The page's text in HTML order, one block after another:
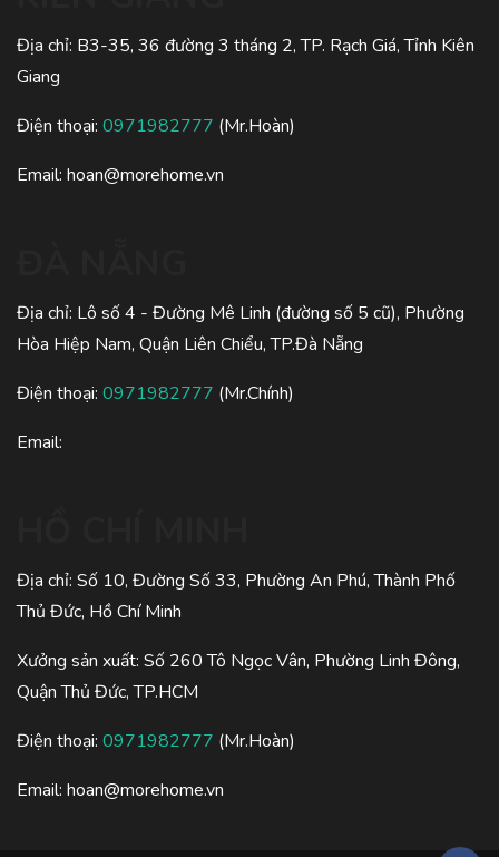
Địa chỉ: B3-35, 36 đường 3 tháng 2, TP. Rạch Giá, Tỉnh Kiên
Giang
Điện thoại: 0971982777 (Mr.Hoàn)
Email: hoan@morehome.vn
Địa chỉ: Lô số 4 - Đường Mê Linh (đường số 5 cũ), Phường
Hòa Hiệp Nam, Quận Liên Chiểu, TP.Đà Nẵng
Điện thoại: 0971982777 (Mr.Chính)
Email:
Địa chỉ: Số 10, Đường Số 33, Phường An Phú, Thành Phố
Thủ Đức, Hồ Chí Minh
Xưởng sản xuất: Số 260 Tô Ngọc Vân, Phường Linh Đông,
Quận Thủ Đức, TP.HCM
Điện thoại: 0971982777 (Mr.Hoàn)
Email: hoan@morehome.vn